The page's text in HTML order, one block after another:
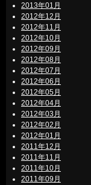
2013年01月
2012年12月
2012年11月
2012年10月
2012年09月
2012年08月
2012年07月
2012年06月
2012年05月
2012年04月
2012年03月
2012年02月
2012年01月
2011年12月
2011年11月
2011年10月
2011年09月